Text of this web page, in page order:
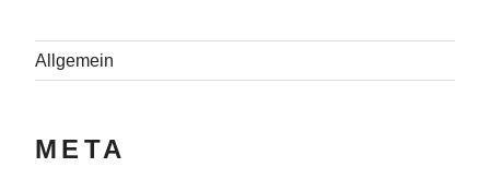
Allgemein
META